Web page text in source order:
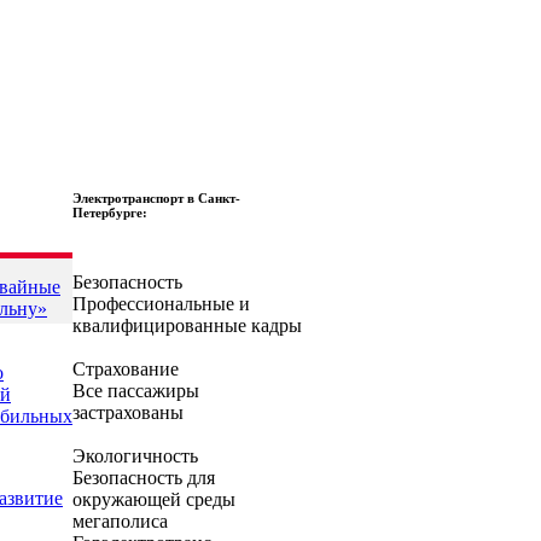
Электротранспорт в Санкт-
Петербурге:
Безопасность
Профессиональные и
квалифицированные кадры
Страхование
Все пассажиры
застрахованы
Экологичность
Безопасность для
окружающей среды
мегаполиса